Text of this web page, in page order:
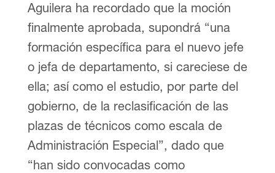
Aguilera ha recordado que la moción
finalmente aprobada, supondrá “una
formación específica para el nuevo jefe
o jefa de departamento, si careciese de
ella; así como el estudio, por parte del
gobierno, de la reclasificación de las
plazas de técnicos como escala de
Administración Especial”, dado que
“han sido convocadas como